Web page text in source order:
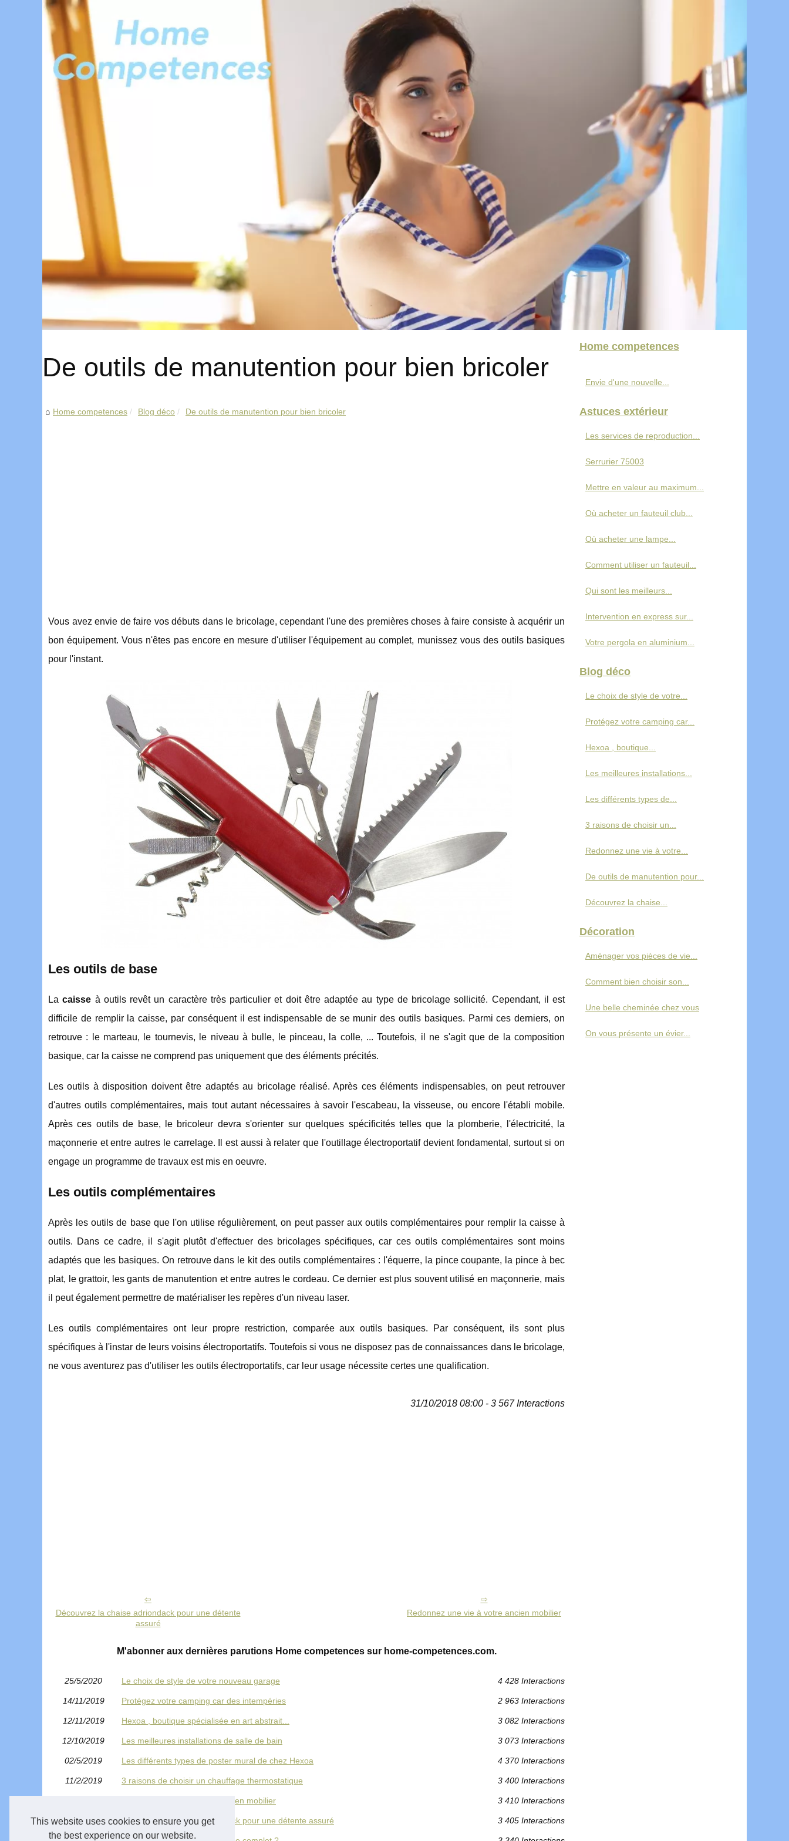
This website uses cookies to ensure you get
the best experience on our website.
De outils de manutention pour bien bricoler
Home competences Blog déco De outils de manutention pour bien bricoler
Vous avez envie de faire vos débuts dans le bricolage, cependant l'une des premières choses à faire consiste à acquérir un
bon équipement. Vous n'êtes pas encore en mesure d'utiliser l'équipement au complet, munissez vous des outils basiques
pour l'instant.
Les outils de base
Lacaisse à outils revêt un caractère très particulier et doit être adaptée au type de bricolage sollicité. Cependant, il est
difficile de remplir la caisse, par conséquent il est indispensable de se munir des outils basiques. Parmi ces derniers, on
retrouve : le marteau, le tournevis, le niveau à bulle, le pinceau, la colle, ... Toutefois, il ne s'agit que de la composition
basique, car la caisse ne comprend pas uniquement que des éléments précités.
Les outils à disposition doivent être adaptés au bricolage réalisé. Après ces éléments indispensables, on peut retrouver
d'autres outils complémentaires, mais tout autant nécessaires à savoir l'escabeau, la visseuse, ou encore l'établi mobile.
Après ces outils de base, le bricoleur devra s'orienter sur quelques spécificités telles que la plomberie, l'électricité, la
maçonnerie et entre autres le carrelage. Il est aussi à relater que l'outillage électroportatif devient fondamental, surtout si on
engage un programme de travaux est mis en oeuvre.
Les outils complémentaires
Après les outils de base que l'on utilise régulièrement, on peut passer aux outils complémentaires pour remplir la caisse à
outils. Dans ce cadre, il s'agit plutôt d'effectuer des bricolages spécifiques, car ces outils complémentaires sont moins
adaptés que les basiques. On retrouve dans le kit des outils complémentaires : l'équerre, la pince coupante, la pince à bec
plat, le grattoir, les gants de manutention et entre autres le cordeau. Ce dernier est plus souvent utilisé en maçonnerie, mais
il peut également permettre de matérialiser les repères d'un niveau laser.
Les outils complémentaires ont leur propre restriction, comparée aux outils basiques. Par conséquent, ils sont plus
spécifiques à l'instar de leurs voisins électroportatifs. Toutefois si vous ne disposez pas de connaissances dans le bricolage,
ne vous aventurez pas d'utiliser les outils électroportatifs, car leur usage nécessite certes une qualification.
31/10/2018 08:00 - 3 567 Interactions
Découvrez la chaise adriondack pour une détente
assuré
Redonnez une vie à votre ancien mobilier
M'abonner aux dernières parutions Home competences sur home-competences.com.
25/5/2020 Le choix de style de votre nouveau garage 4 428 Interactions
14/11/2019 Protégez votre camping car des intempéries 2 963 Interactions
12/11/2019 Hexoa , boutique spécialisée en art abstrait... 3 082 Interactions
12/10/2019 Les meilleures installations de salle de bain 3 073 Interactions
02/5/2019 Les différents types de poster mural de chez Hexoa 4 370 Interactions
11/2/2019 3 raisons de choisir un chauffage thermostatique 3 400 Interactions
Redonnez une vie à votre ancien mobilier 3 410 Interactions
20/10/2018 Découvrez la chaise adriondack pour une détente assuré 3 405 Interactions
Home competences
Envie d'une nouvelle...
Astuces extérieur
Les services de reproduction...
Serrurier 75003
Mettre en valeur au maximum...
Où acheter un fauteuil club...
Où acheter une lampe...
Comment utiliser un fauteuil...
Qui sont les meilleurs...
Intervention en express sur...
Votre pergola en aluminium...
Blog déco
Le choix de style de votre...
Protégez votre camping car...
Hexoa , boutique...
Les meilleures installations...
Les différents types de...
3 raisons de choisir un...
Redonnez une vie à votre...
De outils de manutention pour...
Découvrez la chaise...
Décoration
Aménager vos pièces de vie...
Comment bien choisir son...
Une belle cheminée chez vous
On vous présente un évier...